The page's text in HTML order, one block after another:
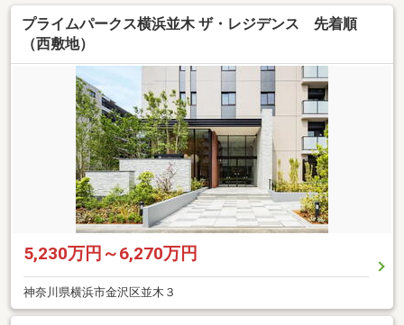
プライムパークス横浜並木 ザ・レジデンス 先着順
（西敷地）
5,230万円～6,270万円
神奈川県横浜市金沢区並木３